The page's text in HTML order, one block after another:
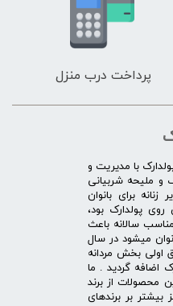
پرداخت درب منزل
گالری پولدارک با مدیریت و
و ملیحه شربیانی
برای بانوان
پولدارک بود،
سالانه باعث
میشود در سال
اولی بخش مردانه
اضافه گردید . ما
محصولات از برند
بیشتر بر برندهای